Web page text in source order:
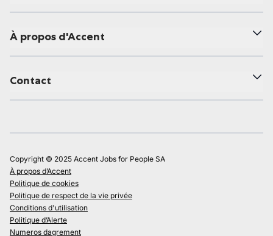
À propos d'Accent
Contact
Copyright © 2025 Accent Jobs for People SA
À propos d’Accent
Politique de cookies
Politique de respect de la vie privée
Conditions d'utilisation
Politique d’Alerte
Numeros dagrement